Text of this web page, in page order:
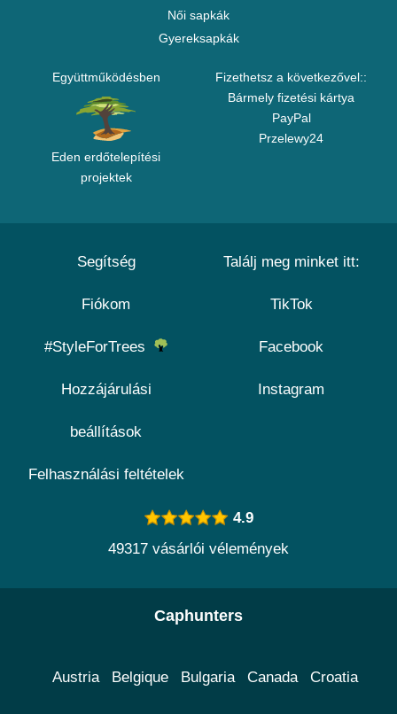
Női sapkák
Gyereksapkák
Együttműködésben
Eden erdőtelepítési
projektek
Fizethetsz a következővel::
Bármely fizetési kártya
PayPal
Przelewy24
Segítség
Fiókom
#StyleForTrees
Hozzájárulási
beállítások
Felhasználási feltételek
Találj meg minket itt:
TikTok
Facebook
Instagram
4.9
49317 vásárlói vélemények
Caphunters
Austria Belgique Bulgaria Canada Croatia